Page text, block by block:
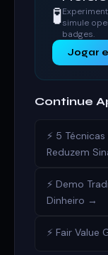
🧪simule
badges.
Jogar
Continue
⚡ 5
Reduzem
⚡ Demo
Dinheiro →
⚡ Fair